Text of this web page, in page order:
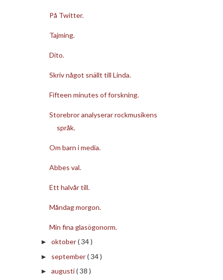
På Twitter.
Tajming.
Dito.
Skriv något snällt till Linda.
Fifteen minutes of forskning.
Storebror analyserar rockmusikens
språk.
Om barn i media.
Abbes val.
Ett halvår till.
Måndag morgon.
Min fina glasögonorm.
► oktober( 34 )
► september( 34 )
► augusti( 38 )